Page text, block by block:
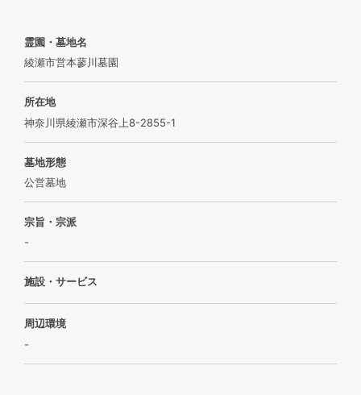
霊園・墓地名
綾瀬市営本蓼川墓園
所在地
神奈川県綾瀬市深谷上8-2855-1
墓地形態
公営墓地
宗旨・宗派
-
施設・サービス
周辺環境
-